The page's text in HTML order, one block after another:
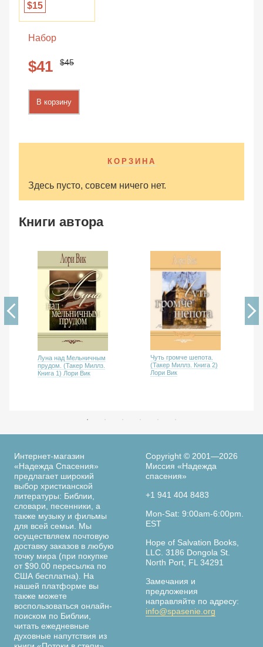
15
Набор
41 45
В корзину
КОРЗИНА
Здесь пусто, совсем ничего нет.
Книги автора
Луна над Мельничным
прудом. (Такер Миллз.
Книга 1) Лори Вик
Чуть громче шепота.
(Такер Миллз. Книга 2)
Лори Вик
Интернет-магазин
«Надежда Спасения»
предлагает широкий
выбор христианской
литературы: Библии,
словари, песенники, а
также музыку и фильмы
для всей семьи. Мы
осуществляем почтовую
доставку заказов в любую
точку мира (при покупке
от $90.00 пересылка по
США бесплатна). На
нашей платформе вы
также можете
воспользоваться онлайн-
поиском по Библии,
читать ежедневные
духовные напутствия из
Copyright © 2001—2026
Миссия «Надежда
спасения»
+1 941 404 8483
Mon-Sat: 9:00am-6:00pm.
EST
Hope of Salvation Books,
LLC. 3186 Dongola St.
North Port, FL 34291
Замечания и
предложения
направляйте по адресу:
info@spasenie.org